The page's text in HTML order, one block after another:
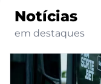
Notícias
em destaques